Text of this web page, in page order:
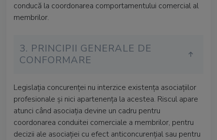
conducă la coordonarea comportamentului comercial al
membrilor.
3. PRINCIPII GENERALE DE
CONFORMARE
Legislația concurenței nu interzice existența asociațiilor
profesionale și nici apartenența la acestea. Riscul apare
atunci când asociația devine un cadru pentru
coordonarea conduitei comerciale a membrilor, pentru
decizii ale asociației cu efect anticoncurențial sau pentru